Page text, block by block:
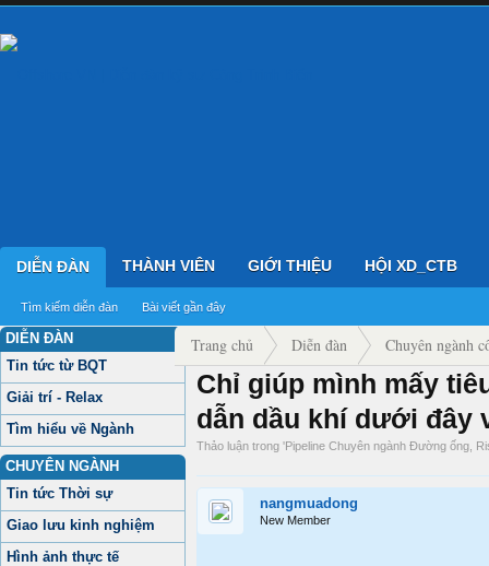
DIỄN ĐÀN
Tìm kiếm diễn đàn Bài viết gần đây
THÀNH VIÊN GIỚI THIỆU HỘI XD_CTB
DIỄN ĐÀN
Tin tức từ BQT
Giải trí - Relax
Tìm hiểu về Ngành
CHUYÊN NGÀNH
Tin tức Thời sự
Giao lưu kinh nghiệm
Hình ảnh thực tế
Trang chủ Diễn đàn
Chuyên ngành
Pipeline Chuyên ngành Đường ống, Riser
Chỉ giúp mình mấy
dẫn dầu khí dưới đây
Thảo luận trong 'Pipeline Chuyên ngành Đường ống,
nangmuadong
New Member